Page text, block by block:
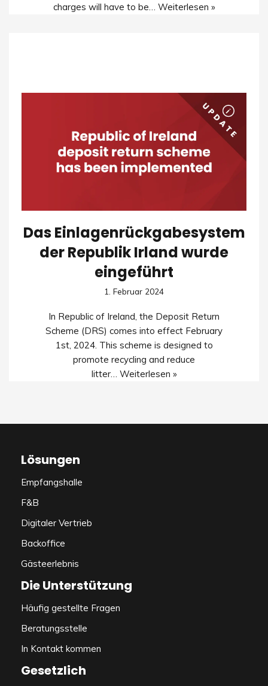
charges will have to be… Weiterlesen »
Das Einlagenrückgabesystem
der Republik Irland wurde
eingeführt
1. Februar 2024
In Republic of Ireland, the Deposit Return
Scheme (DRS) comes into effect February
1st, 2024. This scheme is designed to
promote recycling and reduce
litter… Weiterlesen »
Lösungen
Empfangshalle
F&B
Digitaler Vertrieb
Backoffice
Gästeerlebnis
Die Unterstützung
Häufig gestellte Fragen
Beratungsstelle
In Kontakt kommen
Gesetzlich